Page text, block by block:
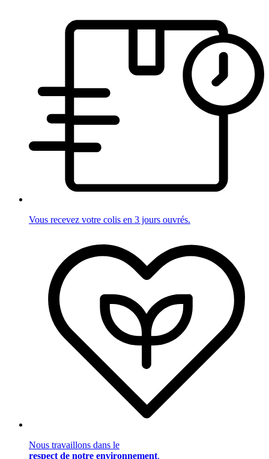
Vous recevez votre colis en 3 jours ouvrés.
Nous travaillons dans le
respect de notre environnement.